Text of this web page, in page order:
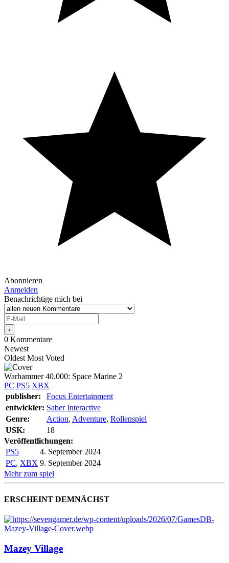
Abonnieren
Anmelden
Benachrichtige mich bei
0 Kommentare
Newest
Oldest Most Voted
Warhammer 40.000: Space Marine 2
PC PS5 XBX
publisher:
Focus Entertainment
entwickler: Saber Interactive
Genre:
Action, Adventure, Rollenspiel
USK:
18
Veröffentlichungen:
PS5
4. September 2024
PC, XBX 9. September 2024
Mehr zum spiel
ERSCHEINT DEMNÄCHST
Mazey Village